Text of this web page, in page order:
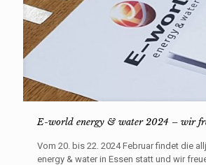
E-world energy & water 2024 – wir
Vom 20. bis 22. 2024 Februar findet die
energy & water in Essen statt und wir